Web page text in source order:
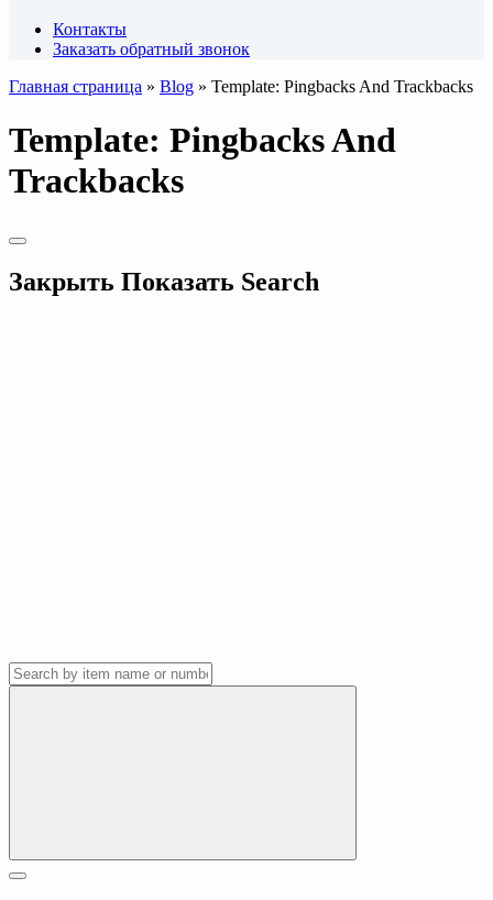
Контакты
Заказать обратный звонок
Главная страница » Blog » Template: Pingbacks And Trackbacks
Template: Pingbacks And
Trackbacks
Закрыть Показать Search